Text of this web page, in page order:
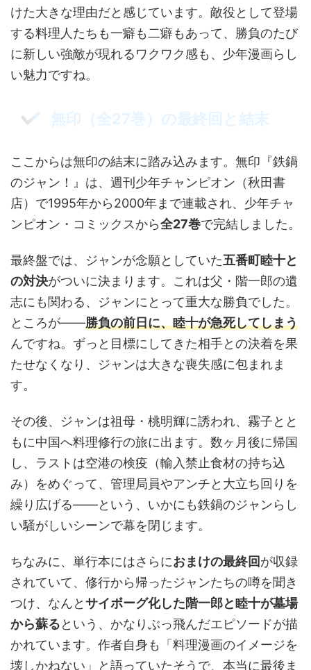
けた大きな理由だと感じています。敵役として登場
する料理人たちも一癖も二癖もあって、勝負のたび
に新しい強敵が現れるワクワク感も、少年漫画らし
い魅力ですね。
無印（全27巻）の最終回と結末
ここからは無印の結末に踏み込みます。無印『鉄鍋
のジャン！』は、週刊少年チャンピオン（秋田書
店）で1995年から2000年まで連載され、少年チャ
ンピオン・コミックスから全27巻で完結しました。
最終盤では、ジャンが念願としていた五番町睦十と
の対決がついに決まります。これは父・階一郎の遺
志にも関わる、ジャンにとって重大な勝負でした。
ところが——勝負の前日に、睦十が急死してしまう
んですね。ずっと目標にしてきた相手との決着を果
たせなくなり、ジャンは大きな喪失感に包まれま
す。
その後、ジャンは祖母・桃明輝に誘われ、霧子とと
もに中国へ料理修行の旅に出ます。数ヶ月後に帰国
し、ラストは空港の検疫（輸入禁止食材の持ち込
み）をめぐって、管理局員やアンチと大立ち回りを
繰り広げる——という、いかにも鉄鍋のジャンらし
い騒がしいシーンで幕を閉じます。
ちなみに、単行本にはさらにおまけの最終回が収録
されていて、修行から帰ったジャンたちの噂を聞き
つけ、なんとサイボーグ化した階一郎と睦十が墓場
から蘇るという、かなりぶっ飛んだエピソードが描
かれています。作者自身も「料理漫画のイメージを
壊しかねない」と語っていたそうで、本当に最後ま